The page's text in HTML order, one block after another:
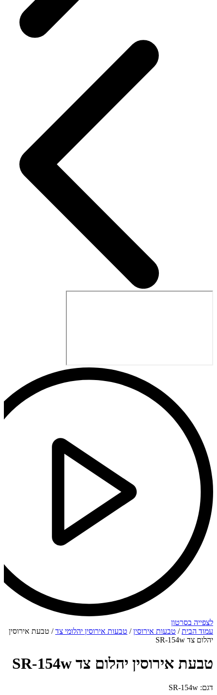
לצפייה בסרטון
עמוד הבית/ טבעות אירוסין/ טבעות אירוסין יהלומי צד/ טבעת אירוסין
יהלום צד SR-154w
טבעת אירוסין יהלום צד SR-154w
דגם: SR-154w